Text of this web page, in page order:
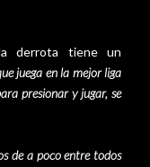
derrota tiene un
juega en la mejor liga
presionar y jugar, se
de a poco entre todos